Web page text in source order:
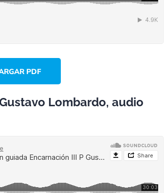
PDF
Lombardo, audio